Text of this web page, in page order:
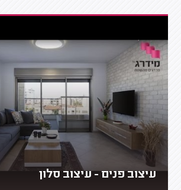
עיצוב פנים - עיצוב סלון